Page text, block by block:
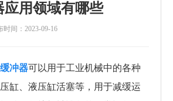
应用领域有哪些
时间：2023-09-16
冲器可以用于工业机械中的各种
缸、液压缸活塞等，用于减缓运